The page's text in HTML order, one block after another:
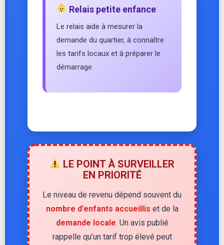
Relais petite enfance
Le relais aide à mesurer la
demande du quartier, à connaître
les tarifs locaux et à préparer le
démarrage.
LE POINT À SURVEILLER
EN PRIORITÉ
Le niveau de revenu dépend souvent du
nombre d’enfants accueillis et de la
demande locale. Un avis publié
rappelle qu’un tarif trop élevé peut